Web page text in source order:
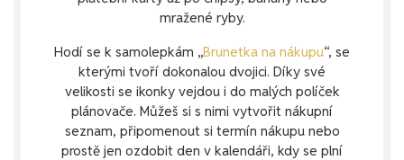
mražené ryby.
Hodí se k samolepkám „Brunetka na nákupu“, se
kterými tvoří dokonalou dvojici. Díky své
velikosti se ikonky vejdou i do malých políček
plánovače. Můžeš si s nimi vytvořit nákupní
seznam, připomenout si termín nákupu nebo
prostě jen ozdobit den v kalendáři, kdy se plní